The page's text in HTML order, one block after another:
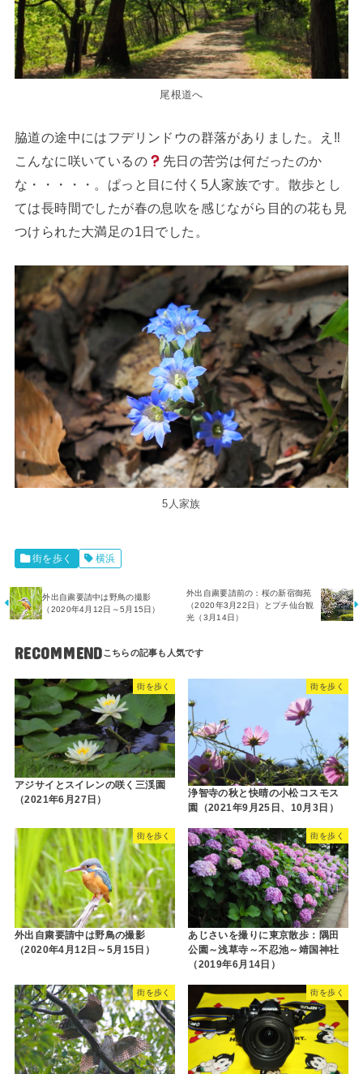
尾根道へ
脇道の途中にはフデリンドウの群落がありました。え‼
こんなに咲いているの
先日の苦労は何だったのか
な・・・・・。ぱっと目に付く5人家族です。散歩とし
ては長時間でしたが春の息吹を感じながら目的の花も見
つけられた大満足の1日でした。
5人家族
街を歩く 横浜
外出自粛要請中は野鳥の撮影
（2020年4月12日～5月15日）
外出自粛要請前の：桜の新宿御苑
（2020年3月22日）とプチ仙台観
光（3月14日）
RECOMMEND
街を歩く
アジサイとスイレンの咲く三渓園
（2021年6月27日）
街を歩く
浄智寺の秋と快晴の小松コスモス
園（2021年9月25日、10月3日）
街を歩く
外出自粛要請中は野鳥の撮影
（2020年4月12日～5月15日）
街を歩く
あじさいを撮りに東京散歩：隅田
公園～浅草寺～不忍池～靖国神社
（2019年6月14日）
街を歩く 街を歩く